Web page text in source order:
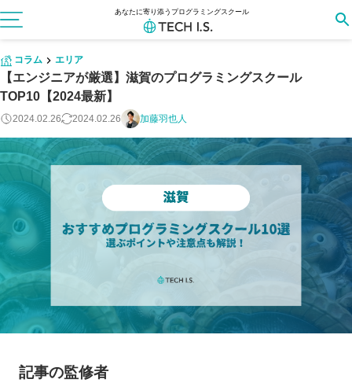
あなたに寄り添うプログラミングスクール
コラム エリア
【エンジニアが厳選】滋賀のプログラミングスクール
TOP10【2024最新】
2024.02.26 2024.02.26 加藤羽也人
記事の監修者